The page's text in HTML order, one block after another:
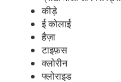
कीड़े
ई कोलाई
हैज़ा
टाइफ़स
क्लोरीन
फ्लोराइड